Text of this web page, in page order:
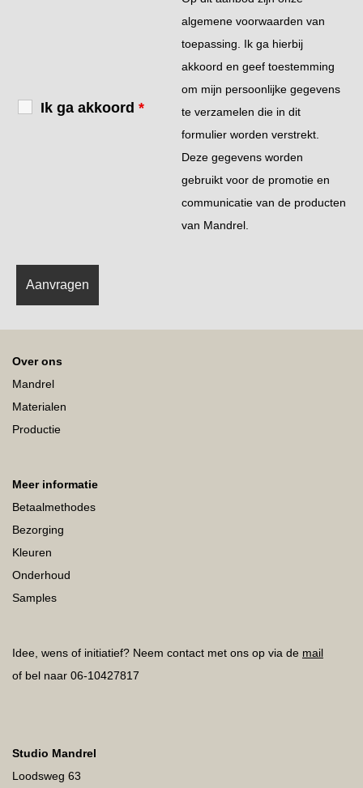
Ik ga akkoord *
algemene voorwaarden van
toepassing. Ik ga hierbij
akkoord en geef toestemming
om mijn persoonlijke gegevens
te verzamelen die in dit
formulier worden verstrekt.
Deze gegevens worden
gebruikt voor de promotie en
communicatie van de producten
van Mandrel.
Over ons
Mandrel
Materialen
Productie
Meer informatie
Betaalmethodes
Bezorging
Kleuren
Onderhoud
Samples
Idee, wens of initiatief? Neem contact met ons op via de mail
of bel naar 06-10427817
Studio Mandrel
Loodsweg 63